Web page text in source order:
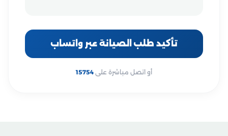
تأكيد طلب الصيانة عبر واتساب
أو اتصل مباشرة على 15754